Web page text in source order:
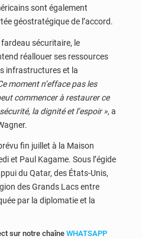
sont également
géostratégique de l’accord.
sécuritaire, le
réallouer ses ressources
infrastructures et la
moment n’efface pas les
commencer à restaurer ce
la dignité et l’espoir », a
fin juillet à la Maison
et Paul Kagame. Sous l’égide
du Qatar, des États-Unis,
des Grands Lacs entre
par la diplomatie et la
sur notre chaîne WHATSAPP